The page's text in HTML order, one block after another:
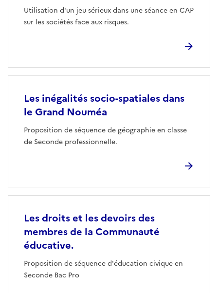
Utilisation d'un jeu sérieux dans une séance en CAP
sur les sociétés face aux risques.
Les inégalités socio-spatiales dans
le Grand Nouméa
Proposition de séquence de géographie en classe
de Seconde professionnelle.
Les droits et les devoirs des
membres de la Communauté
éducative.
Proposition de séquence d'éducation civique en
Seconde Bac Pro